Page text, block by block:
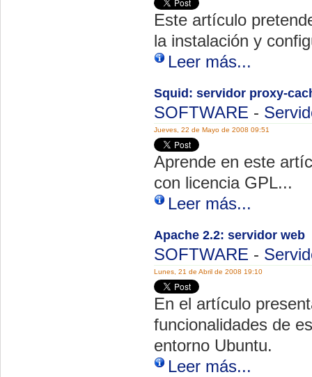
Este artículo
la instalación y
Leer más...
Squid: servidor proxy-
SOFTWARE -
Jueves, 22 de Mayo de 2008 09:51
Aprende en este
con licencia GPL...
Leer más...
Apache 2.2: servidor web
SOFTWARE -
Lunes, 21 de Abril de 2008 19:10
En el artículo
funcionalidades de
entorno Ubuntu.
Leer más...